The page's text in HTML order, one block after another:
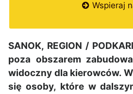
Wspieraj
SANOK, REGION /
poza obszarem
widoczny dla kierowców.
się osoby, które w